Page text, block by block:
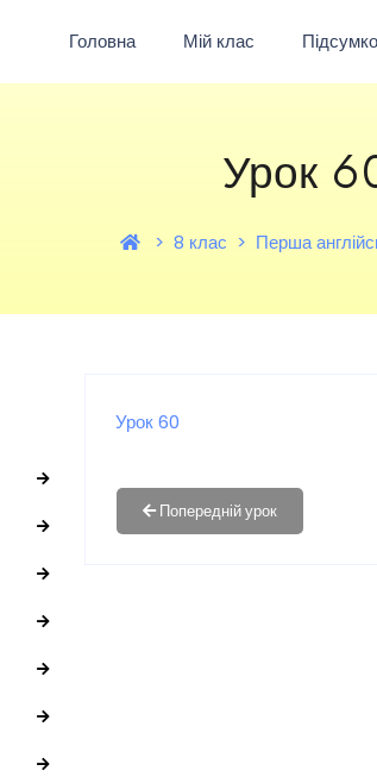
Головна Мій клас
Урок
8 клас Перша
Урок 60